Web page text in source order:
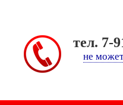
тел. 7-
не